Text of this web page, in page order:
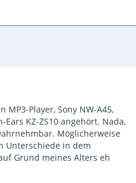
Player, Sony NW-A45,
KZ-ZS10 angehört. Nada,
Möglicherweise
Unterschiede in dem
Grund meines Alters eh